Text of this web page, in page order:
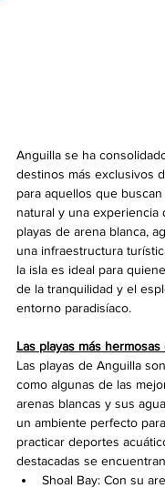
Anguilla se ha
destinos más exclusivos
para aquellos que
natural y una experiencia
playas de arena blanca,
una infraestructura
la isla es ideal para
de la tranquilidad y el
entorno paradisíaco.
Las playas más
Las playas de Anguilla
como algunas de las
arenas blancas y sus
un ambiente perfecto
practicar deportes
destacadas se
Shoal Bay: Con su